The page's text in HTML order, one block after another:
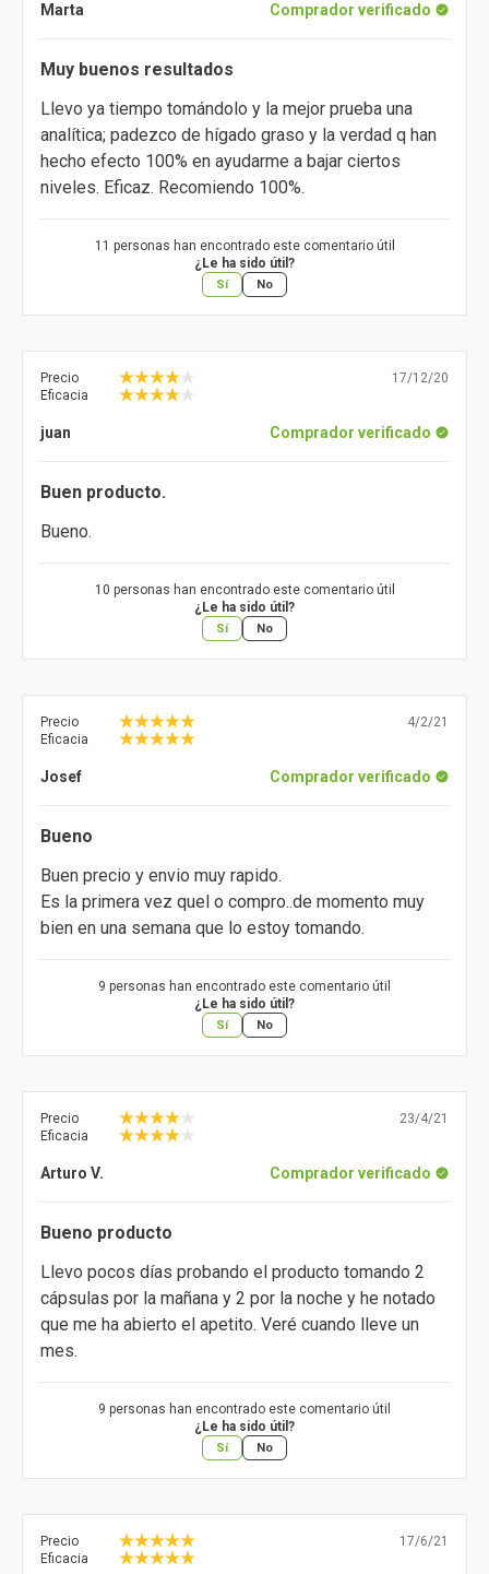
Marta Comprador verificado
Muy buenos resultados
Llevo ya tiempo tomándolo y la mejor prueba una
analítica; padezco de hígado graso y la verdad q han
hecho efecto 100% en ayudarme a bajar ciertos
niveles. Eficaz. Recomiendo 100%.
11 personas han encontrado este comentario útil
¿Le ha sido útil?
Sí No
Precio
Eficacia
17/12/20
juan Comprador verificado
Buen producto.
Bueno.
10 personas han encontrado este comentario útil
¿Le ha sido útil?
Sí No
Precio
Eficacia
4/2/21
Josef Comprador verificado
Bueno
Buen precio y envio muy rapido.
Es la primera vez quel o compro..de momento muy
bien en una semana que lo estoy tomando.
9 personas han encontrado este comentario útil
¿Le ha sido útil?
Sí No
Precio
Eficacia
23/4/21
Arturo V. Comprador verificado
Bueno producto
Llevo pocos días probando el producto tomando 2
cápsulas por la mañana y 2 por la noche y he notado
que me ha abierto el apetito. Veré cuando lleve un
mes.
9 personas han encontrado este comentario útil
¿Le ha sido útil?
Sí No
Precio
Eficacia
17/6/21